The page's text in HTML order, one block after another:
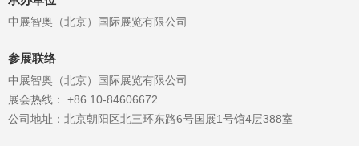
中展智奥（北京）国际展览有限公司
参展联络
中展智奥（北京）国际展览有限公司
展会热线： +86 10-84606672
公司地址：北京朝阳区北三环东路6号国展1号馆4层388室